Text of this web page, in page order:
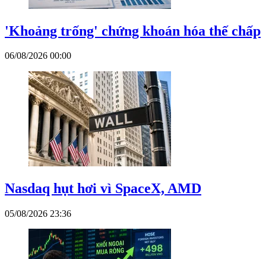
'Khoảng trống' chứng khoán hóa thế chấp
06/08/2026 00:00
Nasdaq hụt hơi vì SpaceX, AMD
05/08/2026 23:36